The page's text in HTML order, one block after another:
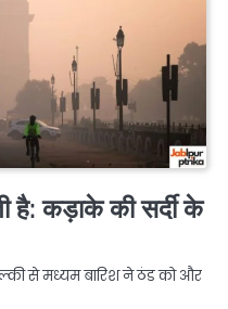
है: कड़ाके की सर्दी के
से मध्यम बारिश ने ठंड को और